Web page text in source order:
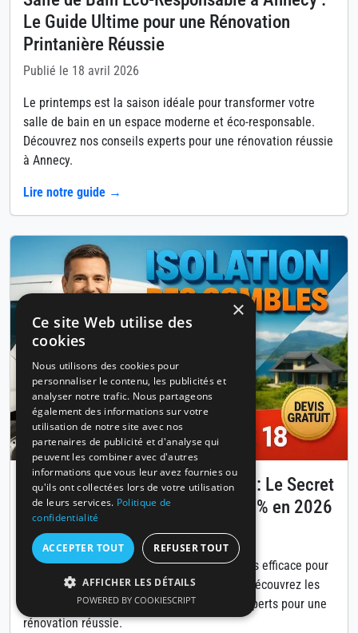
Le Guide Ultime pour une Rénovation
Printanière Réussie
Publié le 18 avril 2026
Le printemps est la saison idéale pour transformer votre
salle de bain en un espace moderne et éco-responsable.
Découvrez nos conseils experts pour une rénovation réussie
à Annecy.
Lire notre guide →
Isolation des combles à Annecy : Le Secret
pour Réduire Vos Factures de 30% en 2026
Publié le 14 avril 2026
L'isolation des combles est la solution la plus efficace pour
diminuer vos coûts énergétiques à Annecy. Découvrez les
matériaux, aides financières et conseils d'experts pour une
rénovation réussie.
×
Ce site Web utilise des
cookies
Nous utilisons des cookies pour
personnaliser le contenu, les publicités et
analyser notre trafic. Nous partageons
également des informations sur votre
utilisation de notre site avec nos
partenaires de publicité et d'analyse qui
peuvent les combiner avec d'autres
informations que vous leur avez fournies ou
qu'ils ont collectées lors de votre utilisation
de leurs services. Politique de
confidentialité
ACCEPTER TOUT REFUSER TOUT
AFFICHER LES DÉTAILS
POWERED BY COOKIESCRIPT